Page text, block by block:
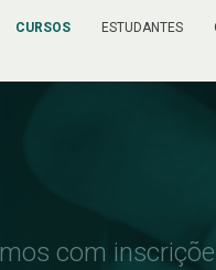
CURSOS ESTUDANTES
com